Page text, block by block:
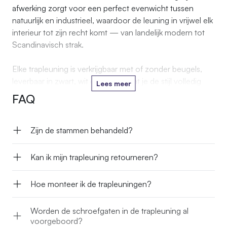
afwerking zorgt voor een perfect evenwicht tussen
natuurlijk en industrieel, waardoor de leuning in vrijwel elk
interieur tot zijn recht komt — van landelijk modern tot
Scandinavisch strak.
Elke trapleuning is verkrijgbaar met of zonder beugels,
leverbaar in zwart, wit of RVS, zodat je de stijl volledig
kunt afstemmen op jouw interieur. Er zijn drie prachtige
varianten beschikbaar: de rechte uitvoering, de natuurlijk
De rechte trapleuning is met zorg geselecteerd op een
rustige vorm, maar blijft altijd licht organisch — nooit
natuurlijke karakter. De gekronkelde variant is juist
gekozen op extra mooie bochten en speelse lijnen,
wil benadrukken. Voor trappen met een bijzondere vorm
Lees meer
FAQ
Zijn de stammen behandeld?
Kan ik mijn trapleuning retourneren?
Hoe monteer ik de trapleuningen?
Worden de schroefgaten in de trapleuning al
voorgeboord?